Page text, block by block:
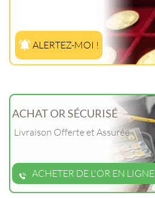
ALERTEZ-MOI !
ACHAT OR SÉCURISÉ
Livraison Offerte et Assurée
ACHETER DE L'OR EN LIGNE